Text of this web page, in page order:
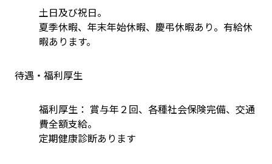
土日及び祝日。
夏季休暇、年末年始休暇、慶弔休暇あり。有給休
暇あります。
待遇・福利厚生
福利厚生： 賞与年２回、各種社会保険完備、交通
費全額支給。
定期健康診断あります